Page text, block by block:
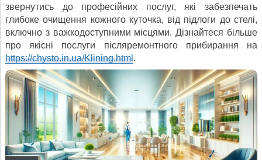
звернутись до професійних послуг, які забезпечать
глибоке очищення кожного куточка, від підлоги до стелі,
включно з важкодоступними місцями. Дізнайтеся більше
про якісні послуги післяремонтного прибирання на
https://chysto.in.ua/Klining.html.